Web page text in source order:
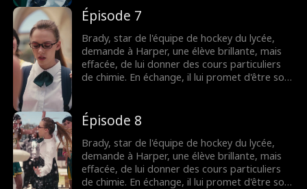
que se passera-t-il lorsque leur attirance
deviendra impossible à ignorer ?
Épisode 7
Brady, star de l'équipe de hockey du lycée,
demande à Harper, une élève brillante, mais
effacée, de lui donner des cours particuliers
de chimie. En échange, il lui promet d'être son
que se passera-t-il lorsque leur attirance
deviendra impossible à ignorer ?
Épisode 8
Brady, star de l'équipe de hockey du lycée,
demande à Harper, une élève brillante, mais
effacée, de lui donner des cours particuliers
de chimie. En échange, il lui promet d'être son